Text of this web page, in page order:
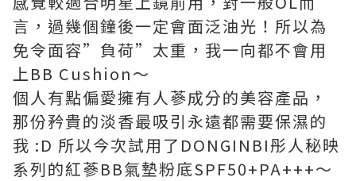
言，過幾個鐘後一定會面泛油光！所以為
免令面容”負荷”太重，我一向都不會用
上BB Cushion～
個人有點偏愛擁有人蔘成分的美容產品，
那份矜貴的淡香最吸引永遠都需要保濕的
我 :D 所以今次試用了DONGINBI彤人秘映
系列的紅蔘BB氣墊粉底SPF50+PA+++～